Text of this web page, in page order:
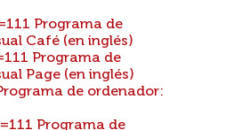
Programa de
Café (en inglés)
Programa de
Page (en inglés)
de ordenador:
Programa de